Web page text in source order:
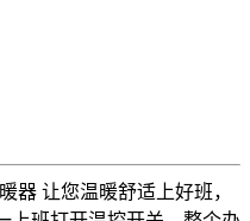
器 让您温暖舒适上好班，